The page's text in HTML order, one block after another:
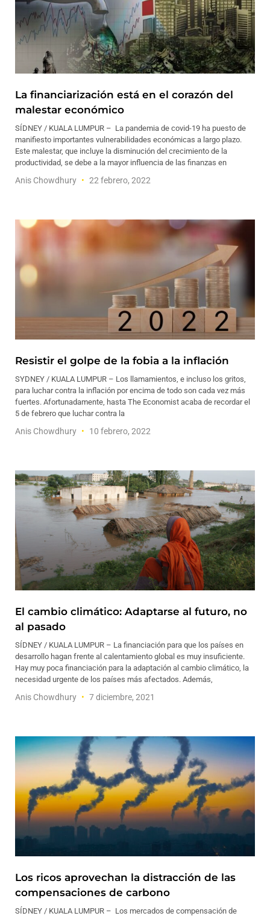
La financiarización está en el corazón del
malestar económico
SÍDNEY / KUALA LUMPUR – La pandemia de covid-19 ha puesto de
manifiesto importantes vulnerabilidades económicas a largo plazo.
Este malestar, que incluye la disminución del crecimiento de la
productividad, se debe a la mayor influencia de las finanzas en
Anis Chowdhury 22 febrero, 2022
Resistir el golpe de la fobia a la inflación
SYDNEY / KUALA LUMPUR – Los llamamientos, e incluso los gritos,
para luchar contra la inflación por encima de todo son cada vez más
fuertes. Afortunadamente, hasta The Economist acaba de recordar el
5 de febrero que luchar contra la
Anis Chowdhury 10 febrero, 2022
El cambio climático: Adaptarse al futuro, no
al pasado
SÍDNEY / KUALA LUMPUR – La financiación para que los países en
desarrollo hagan frente al calentamiento global es muy insuficiente.
Hay muy poca financiación para la adaptación al cambio climático, la
necesidad urgente de los países más afectados. Además,
Anis Chowdhury 7 diciembre, 2021
Los ricos aprovechan la distracción de las
compensaciones de carbono
SÍDNEY / KUALA LUMPUR – Los mercados de compensación de